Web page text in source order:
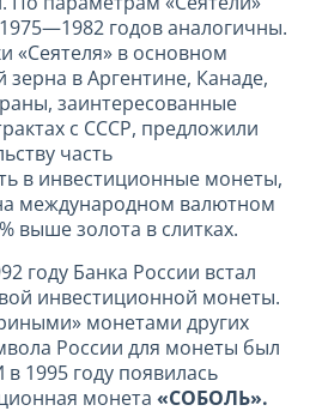
годов аналогичны.
«Сеятеля» в основном
зерна в Аргентине, Канаде,
заинтересованные
с СССР, предложили
часть
в инвестиционные монеты,
международном валютном
выше золота в слитках.
году Банка России встал
инвестиционной монеты.
монетами других
России для монеты был
1995 году появилась
монета «СОБОЛЬ».